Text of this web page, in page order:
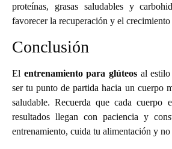
proteínas, grasas saludables y
favorecer la recuperación y el crecimiento
Conclusión
El entrenamiento para glúteosal estilo
ser tu punto de partida hacia un cuerpo
saludable. Recuerda que cada cuerpo
resultados llegan con paciencia y
entrenamiento, cuida tu alimentación y no